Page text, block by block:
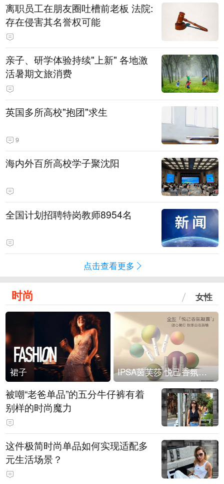
离职员工在朋友圈吐槽前老板 法院:
存在侵害其名誉权可能
亲子、研学体验持续"上新" 各地激
活暑期文旅消费
英国多所高校"抱团"求生
9
海内外百所高校学子聚沈阳
全国计划招聘特岗教师8954名
点击查看更多
时尚 女性
裙子 IPSA茵芙莎 悦己香氛凝露上市
被嘲“老爸单品”的五分牛仔裤有着
别样的时尚魔力
这件极简时尚单品如何实现适配多
元生活场景？